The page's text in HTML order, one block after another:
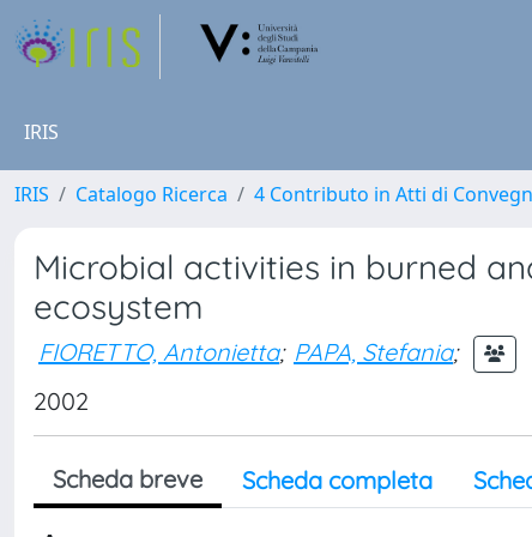
IRIS
IRIS Catalogo Ricerca 4 Contributo in Atti di
Microbial activities in burned
ecosystem
FIORETTO, Antonietta; PAPA, Stefania;
2002
Scheda breve Scheda completa